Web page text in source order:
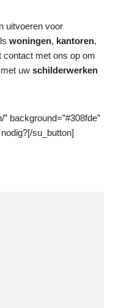
uitvoeren voor
woningen, kantoren,
contact met ons op om
uw schilderwerken
background=”#308fde”
nodig?[/su_button]